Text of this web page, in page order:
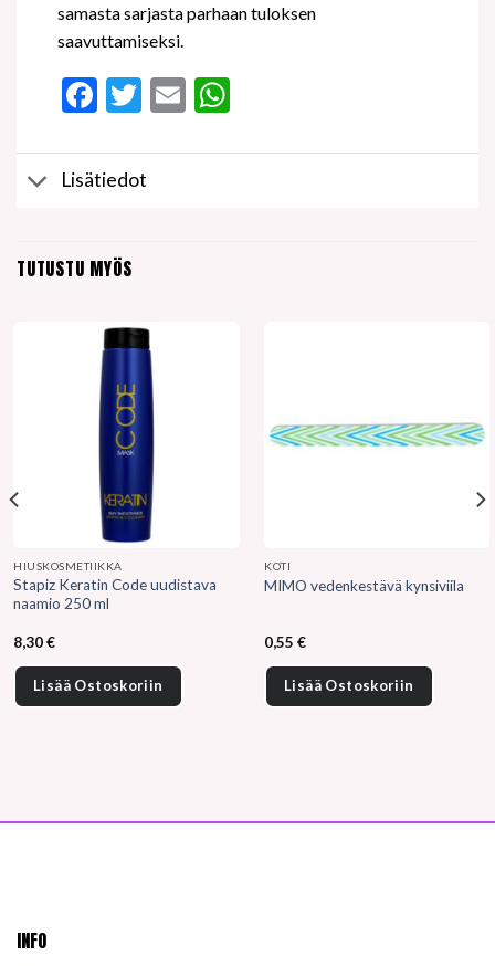
samasta sarjasta parhaan tuloksen
saavuttamiseksi.
Facebook
Twitter
EmailWhatsApp
Lisätiedot
TUTUSTU MYÖS
HIUSKOSMETIIKKA
Stapiz Keratin Code uudistava
naamio 250 ml
8,30€
Lisää Ostoskoriin
KOTI
MIMO vedenkestävä kynsiviila
0,55€
Lisää Ostoskoriin
INFO